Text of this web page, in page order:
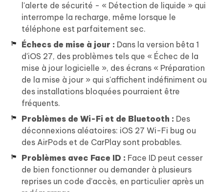
l'alerte de sécurité - « Détection de liquide » qui
interrompe la recharge, même lorsque le
téléphone est parfaitement sec.
Échecs de mise à jour : Dans la version bêta 1
d'iOS 27, des problèmes tels que « Échec de la
mise à jour logicielle », des écrans « Préparation
de la mise à jour » qui s'affichent indéfiniment ou
des installations bloquées pourraient être
fréquents.
Problèmes de Wi-Fi et de Bluetooth : Des
déconnexions aléatoires: iOS 27 Wi-Fi bug ou
des AirPods et de CarPlay sont probables.
Problèmes avec Face ID : Face ID peut cesser
de bien fonctionner ou demander à plusieurs
reprises un code d'accès, en particulier après un